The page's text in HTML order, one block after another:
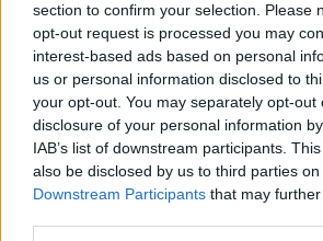
section to confirm your selection. Please
opt-out request is processed you may
interest-based ads based on personal
us or personal information disclosed to
your opt-out. You may separately opt-out
disclosure of your personal information
IAB’s list of downstream participants.
also be disclosed by us to third parties on
Downstream Participants that may
Ferrari-pilóta előtt, viszont mivel
pont nélkül zárta, így „csak” a
áll: Leclerc vezet Sainz és
Russell a negyedik.
Hamilton a gyengén sikerült